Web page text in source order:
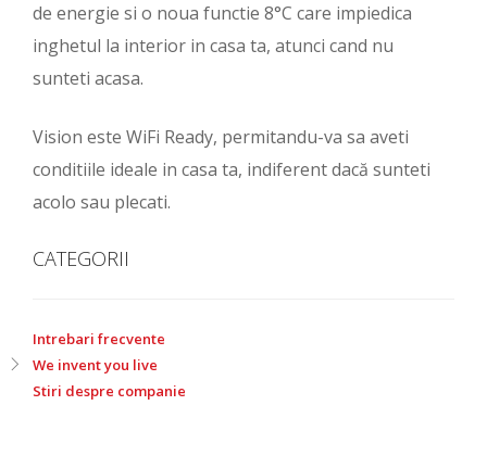
de energie si o noua functie 8°C care impiedica
inghetul la interior in casa ta, atunci cand nu
sunteti acasa.
Vision este WiFi Ready, permitandu-va sa aveti
conditiile ideale in casa ta, indiferent dacă sunteti
acolo sau plecati.
CATEGORII
Intrebari frecvente
We invent you live
Stiri despre companie